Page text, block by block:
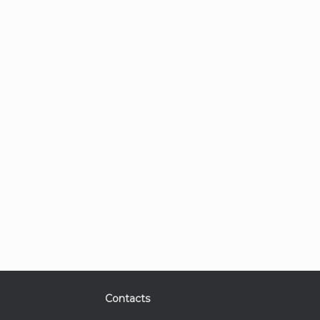
Contacts